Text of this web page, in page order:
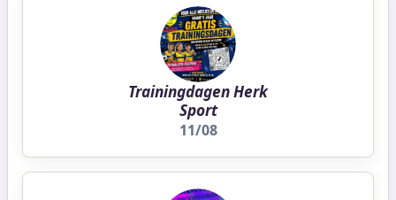
Trainingdagen Herk
Sport
11/08